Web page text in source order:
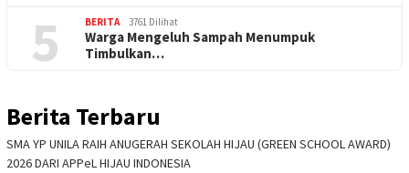
5 BERITA 3761 Dilihat
Warga Mengeluh Sampah Menumpuk
Timbulkan…
Berita Terbaru
SMA YP UNILA RAIH ANUGERAH SEKOLAH HIJAU (GREEN SCHOOL AWARD)
2026 DARI APPeL HIJAU INDONESIA